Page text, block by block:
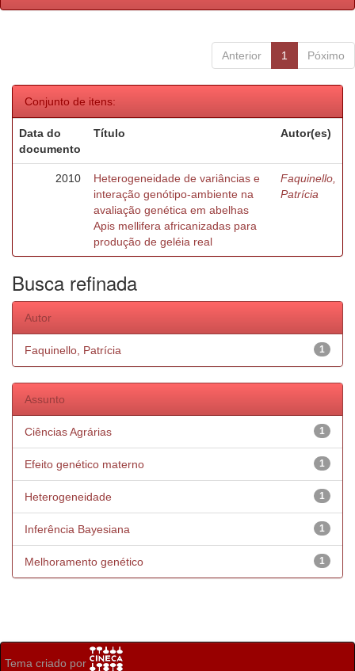
Anterior 1 Póximo
Conjunto de itens:
Data do
documento
Título Autor(es)
2010
Heterogeneidade de variâncias e
interação genótipo-ambiente na
avaliação genética em abelhas
Apis mellifera africanizadas para
produção de geléia real
Faquinello,
Patrícia
Busca refinada
Autor
1
Faquinello, Patrícia
Assunto
1
Ciências Agrárias
1
Efeito genético materno
1
Heterogeneidade
1
Inferência Bayesiana
1
Melhoramento genético
Tema criado por